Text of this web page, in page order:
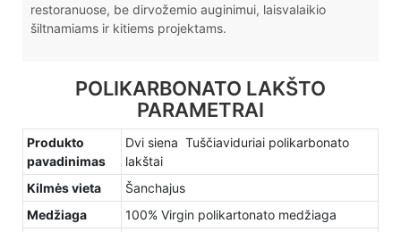
restoranuose, be dirvožemio auginimui, laisvalaikio
šiltnamiams ir kitiems projektams.
POLIKARBONATO LAKŠTO
PARAMETRAI
Produkto
pavadinimas
Dvi siena Tuščiaviduriai polikarbonato
lakštai
Kilmės vieta
Šanchajus
Medžiaga
100% Virgin polikartonato medžiaga